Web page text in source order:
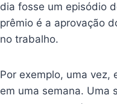
dia fosse um episódio
prêmio é a aprovação
no trabalho.
Por exemplo, uma vez,
em uma semana. Uma